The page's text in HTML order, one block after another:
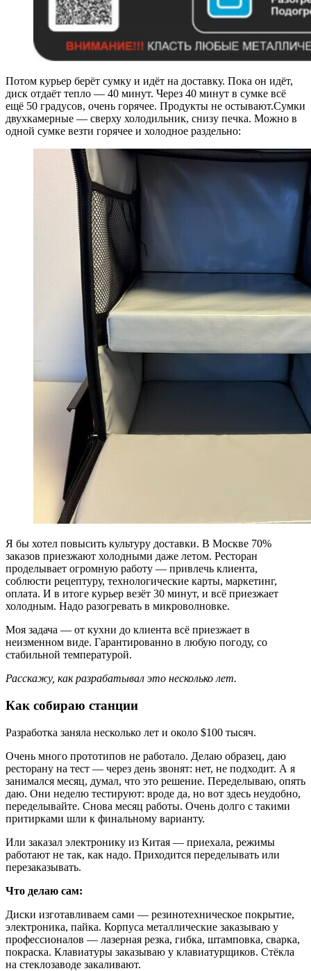
Потом курьер берёт сумку и идёт на доставку. Пока он идёт,
диск отдаёт тепло — 40 минут. Через 40 минут в сумке всё
ещё 50 градусов, очень горячее. Продукты не остывают.Сумки
двухкамерные — сверху холодильник, снизу печка. Можно в
одной сумке везти горячее и холодное раздельно:
Я бы хотел повысить культуру доставки. В Москве 70%
заказов приезжают холодными даже летом. Ресторан
проделывает огромную работу — привлечь клиента,
соблюсти рецептуру, технологические карты, маркетинг,
оплата. И в итоге курьер везёт 30 минут, и всё приезжает
холодным. Надо разогревать в микроволновке.
Моя задача — от кухни до клиента всё приезжает в
неизменном виде. Гарантированно в любую погоду, со
стабильной температурой.
Расскажу, как разрабатывал это несколько лет.
Как собираю станции
Разработка заняла несколько лет и около $100 тысяч.
Очень много прототипов не работало. Делаю образец, даю
ресторану на тест — через день звонят: нет, не подходит. А я
занимался месяц, думал, что это решение. Переделываю, опять
даю. Они неделю тестируют: вроде да, но вот здесь неудобно,
переделывайте. Снова месяц работы. Очень долго с такими
притирками шли к финальному варианту.
Или заказал электронику из Китая — приехала, режимы
работают не так, как надо. Приходится переделывать или
перезаказывать.
Что делаю сам:
Диски изготавливаем сами — резинотехническое покрытие,
электроника, пайка. Корпуса металлические заказываю у
профессионалов — лазерная резка, гибка, штамповка, сварка,
покраска. Клавиатуры заказываю у клавиатурщиков. Стёкла
на стеклозаводе закаливают.